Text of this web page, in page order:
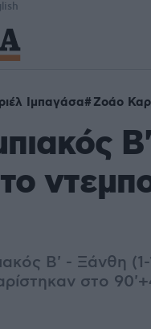
Ιμπαγάσα Ζοάο
Β' - Ξάνθη
στο